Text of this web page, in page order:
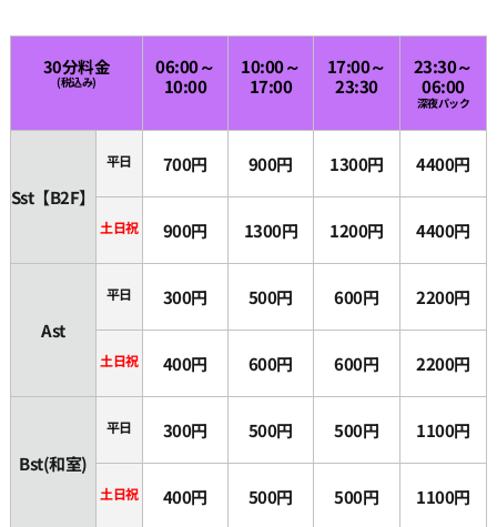
30分料金
(税込み)
06:00～
10:00
10:00～
17:00
17:00～
23:30
23:30～
06:00
深夜パック
Sst【B2F】
平日 700円 900円 1300円 4400円
土日祝 900円 1300円 1200円 4400円
Ast
平日 300円 500円 600円 2200円
土日祝 400円 600円 600円 2200円
Bst(和室)
平日 300円 500円 500円 1100円
土日祝 400円 500円 500円 1100円